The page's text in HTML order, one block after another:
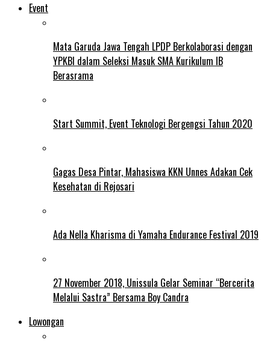
Event
Mata Garuda Jawa Tengah LPDP Berkolaborasi dengan
YPKBI dalam Seleksi Masuk SMA Kurikulum IB
Berasrama
Start Summit, Event Teknologi Bergengsi Tahun 2020
Gagas Desa Pintar, Mahasiswa KKN Unnes Adakan Cek
Kesehatan di Rejosari
Ada Nella Kharisma di Yamaha Endurance Festival 2019
27 November 2018, Unissula Gelar Seminar “Bercerita
Melalui Sastra” Bersama Boy Candra
Lowongan